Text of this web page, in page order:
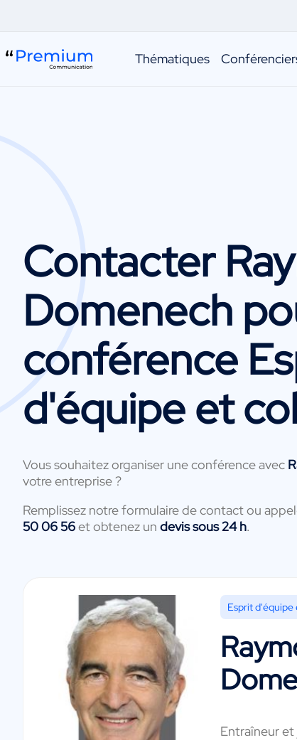
Thématiques
Contacter
Domenech
conférence
d'équipe et
Vous souhaitez organiser une conférence avec
votre entreprise ?
Remplissez notre formulaire de contact ou
50 06 56et obtenez un devis sous 24 h.
Esprit
Entraîneur